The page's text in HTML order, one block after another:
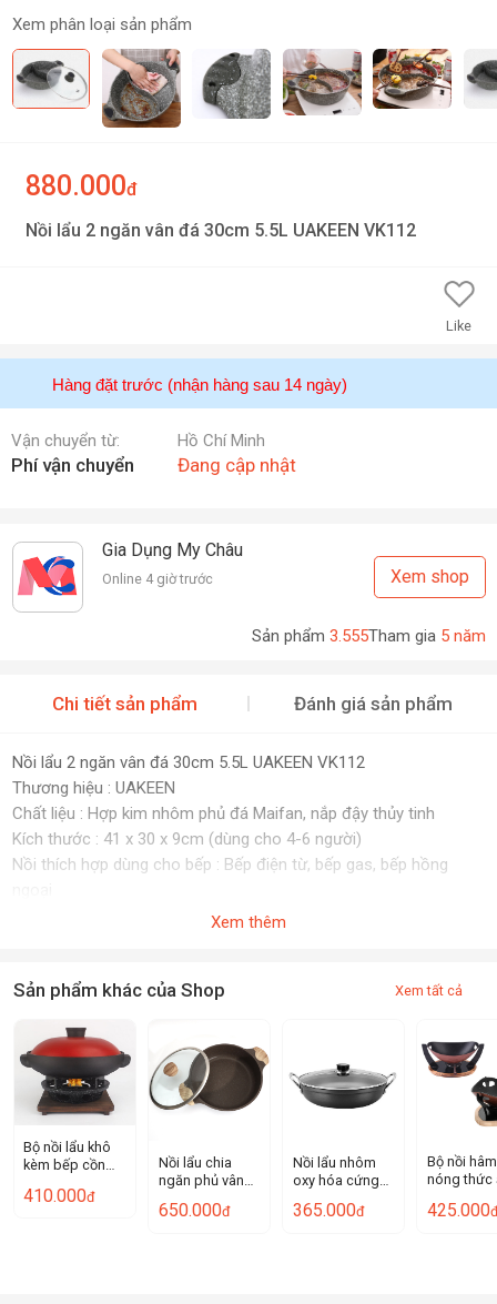
Xem phân loại sản phẩm
880.000đ
Nồi lẩu 2 ngăn vân đá 30cm 5.5L UAKEEN VK112
Like
Hàng đặt trước (nhận hàng sau 14 ngày)
Vận chuyển từ: Hồ Chí Minh
Phí vận chuyển Đang cập nhật
Gia Dụng My Châu
Online 4 giờ trước Xem shop
Sản phẩm 3.555Tham gia 5 năm
Chi tiết sản phẩm Đánh giá sản phẩm
Nồi lẩu 2 ngăn vân đá 30cm 5.5L UAKEEN VK112
Thương hiệu : UAKEEN
Chất liệu : Hợp kim nhôm phủ đá Maifan, nắp đậy thủy tinh
Kích thước : 41 x 30 x 9cm (dùng cho 4-6 người)
Nồi thích hợp dùng cho bếp : Bếp điện từ, bếp gas, bếp hồng
Xem thêm
Sản phẩm khác của Shop Xem tất cả
Bộ nồi lẩu khô
kèm bếp cồn
OEM CD001
410.000đ
Nồi lẩu chia
ngăn phủ vân
650.000đ
Nồi lẩu nhôm
oxy hóa cứng
ZK015
365.000đ
Bộ nồi hâm
nóng thức
đá maifan
425.000